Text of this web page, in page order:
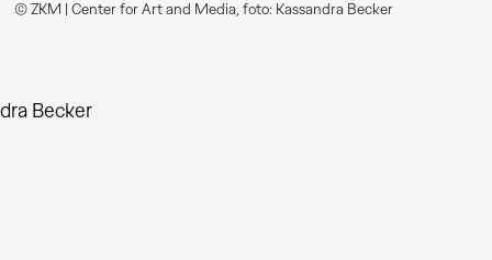
© ZKM | Center for Art and Media, foto: Kassandra Becker
Becker